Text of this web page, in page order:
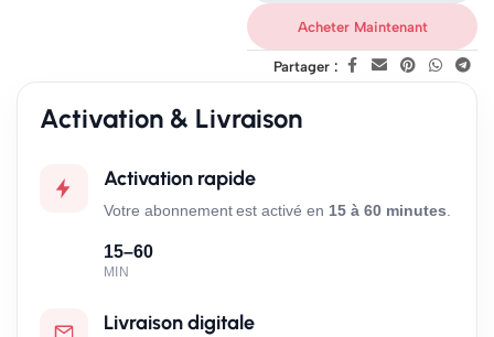
Acheter Maintenant
Partager :
Activation & Livraison
Activation rapide
Votre abonnement est activé en 15 à 60 minutes
15–60
MIN
Livraison digitale